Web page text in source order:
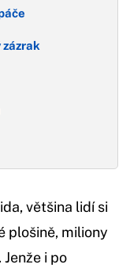
většina lidí si
plošině, miliony
i po